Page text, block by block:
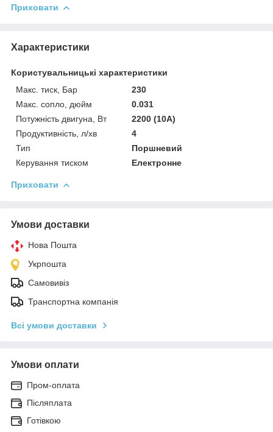
Приховати
Характеристики
Користувальницькі характеристики
Макс. тиск, Бар
230
Макс. сопло, дюйм
0.031
Потужність двигуна, Вт
2200 (10А)
Продуктивність, л/хв
4
Тип
Поршневий
Керування тиском
Електронне
Приховати
Умови доставки
Нова Пошта
Укрпошта
Самовивіз
Транспортна компанія
Всі умови доставки
Умови оплати
Пром-оплата
Післяплата
Готівкою